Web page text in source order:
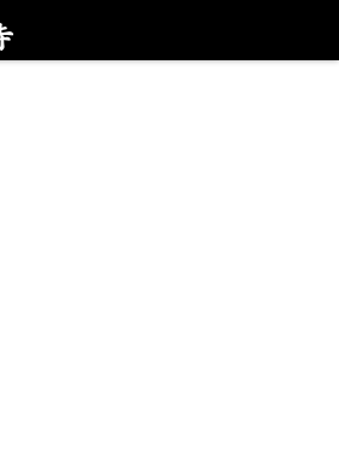
一枚一枚丁寧に